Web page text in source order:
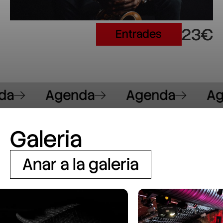
Entrades 23€
Agenda Agenda
Galeria
Anar a la galeria